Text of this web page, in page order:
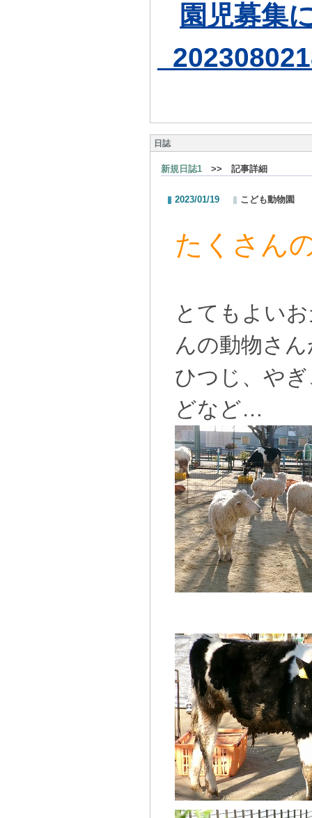
園児募集
日誌
新規日誌1 >> 記事詳細
2023/01/19 こども動物園
たくさん
とてもよい
んの動物さ
ひつじ、や
どなど…